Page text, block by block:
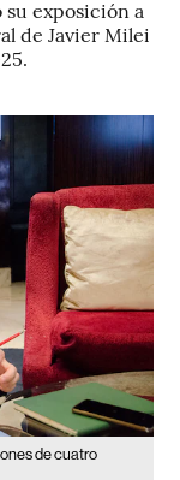
exposición a
de Javier Milei
de cuatro